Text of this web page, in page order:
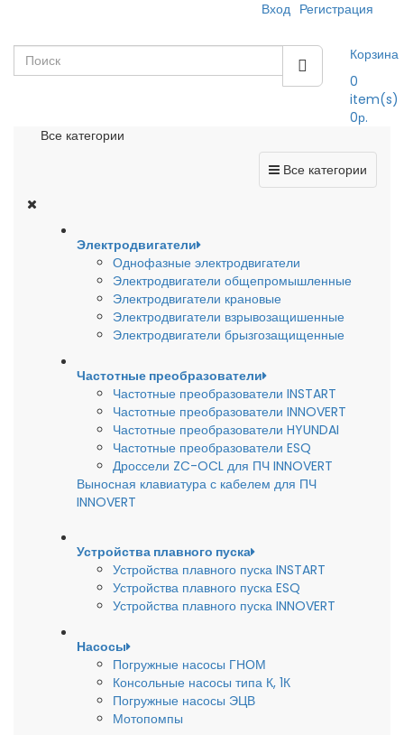
Вход Регистрация
Корзина
0
item(s)
0р.
Все категории
Все категории
Электродвигатели
Однофазные электродвигатели
Электродвигатели общепромышленные
Электродвигатели крановые
Электродвигатели взрывозащишенные
Электродвигатели брызгозащищенные
Частотные преобразователи
Частотные преобразователи INSTART
Частотные преобразователи INNOVERT
Частотные преобразователи HYUNDAI
Частотные преобразователи ESQ
Дроссели ZC-OCL для ПЧ INNOVERT
Выносная клавиатура с кабелем для ПЧ
INNOVERT
Устройства плавного пуска
Устройства плавного пуска INSTART
Устройства плавного пуска ESQ
Устройства плавного пуска INNOVERT
Насосы
Погружные насосы ГНОМ
Консольные насосы типа К, 1К
Погружные насосы ЭЦВ
Мотопомпы